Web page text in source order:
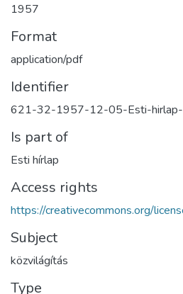
1957
Format
application/pdf
Identifier
621-32-1957-12-05-Esti-
Is part of
Esti hírlap
Access rights
https://creativecommons.org/
Subject
közvilágítás
Type